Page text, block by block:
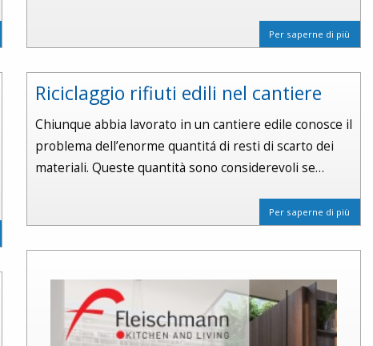
Per saperne di più
Riciclaggio rifiuti edili nel cantiere
Chiunque abbia lavorato in un cantiere edile conosce il
problema dell’enorme quantitá di resti di scarto dei
materiali. Queste quantità sono considerevoli se…
Per saperne di più